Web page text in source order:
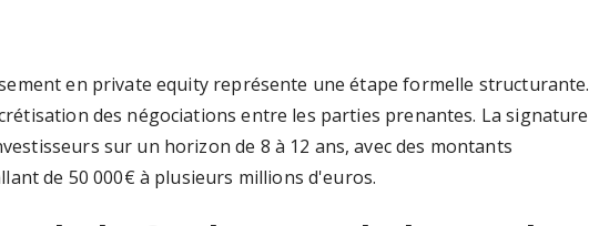
en private equity représente une étape formelle structurante.
des négociations entre les parties prenantes. La signature
sur un horizon de 8 à 12 ans, avec des montants
de 50 000€ à plusieurs millions d'euros.